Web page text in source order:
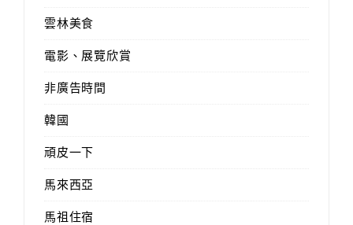
雲林美食
電影、展覽欣賞
非廣告時間
韓國
頑皮一下
馬來西亞
馬祖住宿